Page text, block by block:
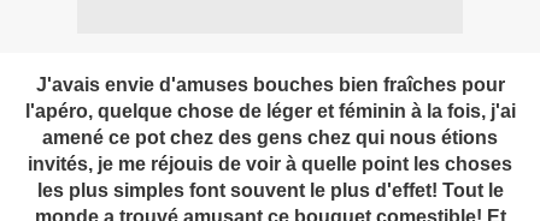
J'avais envie d'amuses bouches bien fraîches pour
l'apéro, quelque chose de léger et féminin à la fois, j'ai
amené ce pot chez des gens chez qui nous étions
invités, je me réjouis de voir à quelle point les choses
les plus simples font souvent le plus d'effet! Tout le